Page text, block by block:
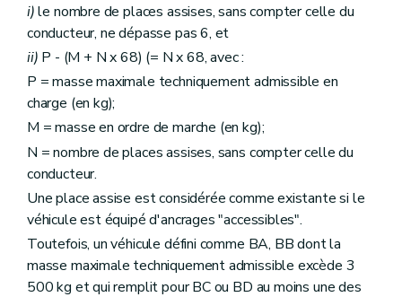
i)le nombre de places assises, sans compter celle du
conducteur, ne dépasse pas 6, et
ii) P - (M + N x 68) (= N x 68, avec :
P = masse maximale techniquement admissible en
charge (en kg);
M = masse en ordre de marche (en kg);
N = nombre de places assises, sans compter celle du
conducteur.
Une place assise est considérée comme existante si le
véhicule est équipé d'ancrages "accessibles".
Toutefois, un véhicule défini comme BA, BB dont la
masse maximale techniquement admissible excède 3
500 kg et qui remplit pour BC ou BD au moins une des